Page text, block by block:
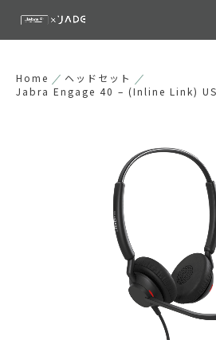
Home
ヘッドセット
Jabra Engage 40 – (Inline Link)